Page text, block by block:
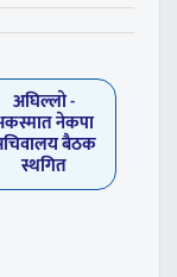
अघिल्लाे -
नेकपा
बैठक
स्थगित